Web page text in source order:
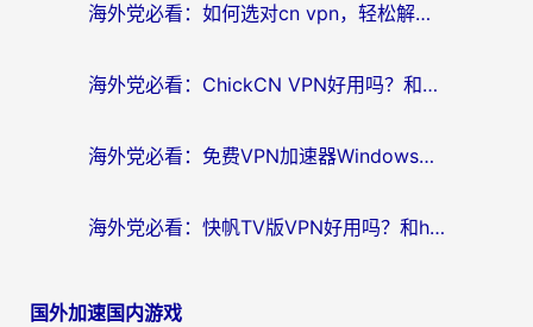
海外党必看：如何选对cn vpn，轻松解锁国内影音游戏？
海外党必看：ChickCN VPN好用吗？和星河VPN对比哪个回国效果更好？附真实体验+避坑指南
海外党必看：免费VPN加速器Windows版怎么选？附真实测评与无缝访问国内资源指南
海外党必看：快帆TV版VPN好用吗？和hi龟龟VPN对比哪个回国效果更好？附免费加速器选择指南
国外加速国内游戏